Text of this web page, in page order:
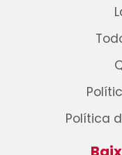
Política